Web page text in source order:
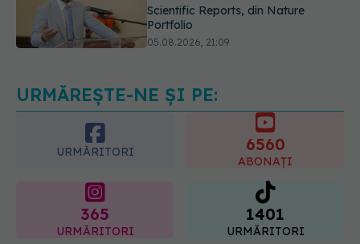
EXCLUSIV
cancerelor ginecologice. Dr. Sorin
06.08.2026, 10:29
URMĂREȘTE-NE ȘI PE:
URMĂRITORI 6560
ABONAȚI
365
URMĂRITORI
1401
URMĂRITORI